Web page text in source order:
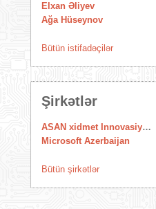
Elxan Əliyev
Ağa Hüseynov
Bütün istifadəçilər
Şirkətlər
ASAN xidmet Innovasiya Mərkəzi
Microsoft Azerbaijan
Bütün şirkətlər